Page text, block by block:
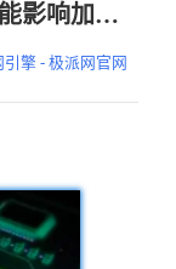
Chrome浏览器插件数据压缩功能影响加载速度
擎 - 极派网官网